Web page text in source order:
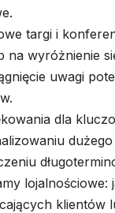
targi i
na wyróżnienie
uwagi
dla
lojalnościowe:
klientów